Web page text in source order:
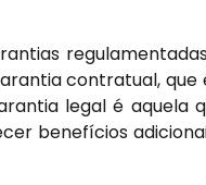
contratual,
legal é aquela
benefícios